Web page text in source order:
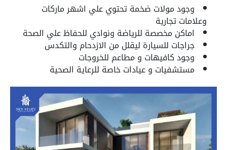
وجود مولات ضخمة تحتوي علي اشهر ماركات
وعلامات تجارية
اماكن مخصصة للرياضة ونوادي للحفاظ علي الصحة
جراجات للسيارة ليقلل من الازدحام والتكدس
وجود كافيهات و مطاعم للخروجات
مستشفيات و عيادات خاصة للرعاية الصحية